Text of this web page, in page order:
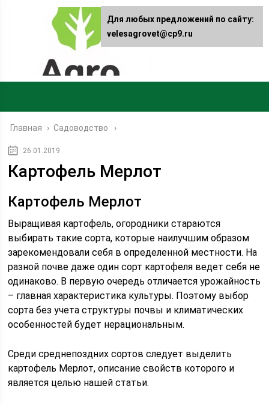
Главная › Садоводство
26.01.2019
Картофель Мерлот
Картофель Мерлот
Выращивая картофель, огородники стараются
выбирать такие сорта, которые наилучшим образом
зарекомендовали себя в определенной местности. На
разной почве даже один сорт картофеля ведет себя не
одинаково. В первую очередь отличается урожайность
– главная характеристика культуры. Поэтому выбор
сорта без учета структуры почвы и климатических
особенностей будет нерациональным.
Среди среднепоздних сортов следует выделить
картофель Мерлот, описание свойств которого и
является целью нашей статьи.
Для любых предложений по сайту:
velesagrovet@cp9.ru